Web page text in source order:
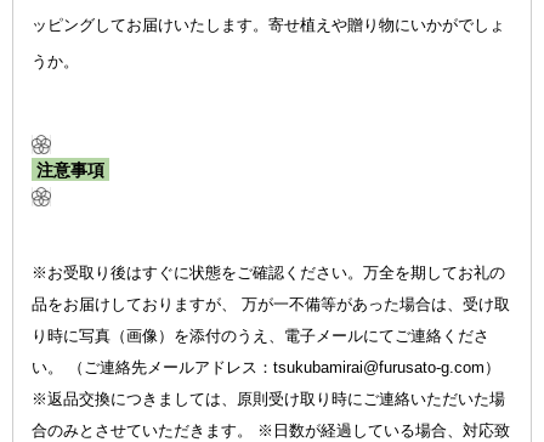
ッピングしてお届けいたします。寄せ植えや贈り物にいかがでしょ
うか。
注意事項
※お受取り後はすぐに状態をご確認ください。万全を期してお礼の
品をお届けしておりますが、 万が一不備等があった場合は、受け取
り時に写真（画像）を添付のうえ、電子メールにてご連絡くださ
い。 （ご連絡先メールアドレス：tsukubamirai@furusato-g.com）
※返品交換につきましては、原則受け取り時にご連絡いただいた場
合のみとさせていただきます。 ※日数が経過している場合、対応致